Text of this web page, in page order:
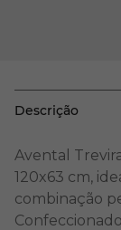
Descrição
Avental
120x63 cm,
combinação